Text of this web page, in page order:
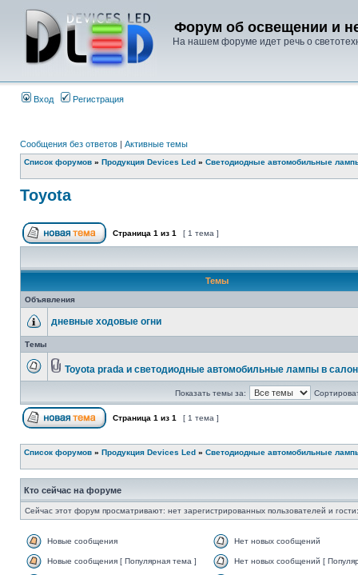
Форум об освещении и
На нашем форуме идет речь о
Вход Регистрация
Сообщения без ответов | Активные темы
Список форумов » Продукция Devices Led » Светодиодные автомобильные
Toyota
Страница 1 из 1 [ 1 тема ]
Темы
Объявления
дневные ходовые огни
Темы
Toyota prada и светодиодные автомобильные лампы в
Показать темы за:
Страница 1 из 1 [ 1 тема ]
Список форумов » Продукция Devices Led » Светодиодные автомобильные
Кто сейчас на форуме
Сейчас этот форум просматривают: нет зарегистрированных пользователей и
Новые сообщения Нет новых сообщений
Новые сообщения [ Популярная тема ] Нет новых сообщений [